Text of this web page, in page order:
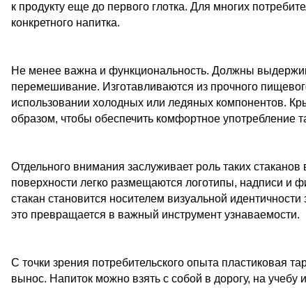
к продукту еще до первого глотка. Для многих
конкретного напитка.
Не менее важна и функциональность. Должны
перемешивание. Изготавливаются из прочного
использовании холодных или ледяных компонентов.
образом, чтобы обеспечить комфортное употребление
Отдельного внимания заслуживает роль таких
поверхности легко размещаются логотипы, надписи и
стакан становится носителем визуальной
это превращается в важный инструмент узнаваемости.
С точки зрения потребительского опыта пластиковая
вынос. Напиток можно взять с собой в дорогу, на учебу